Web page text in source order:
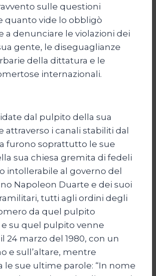
sulle questioni
quanto vide lo obbligò
a denunciare le violazioni dei
gente, le diseguaglianze
della dittatura e le
internazionali.
dal pulpito della sua
attraverso i canali stabiliti dal
furono soprattutto le sue
sua chiesa gremita di fedeli
intollerabile al governo del
Napoleon Duarte e dei suoi
tutti agli ordini degli
da quel pulpito
su quel pulpito venne
24 marzo del 1980, con un
e sull’altare, mentre
le sue ultime parole: “In nome